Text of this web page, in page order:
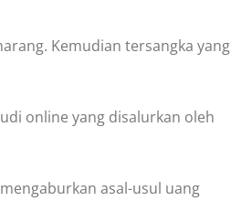
Kemudian tersangka yang
online yang disalurkan oleh
asal-usul uang